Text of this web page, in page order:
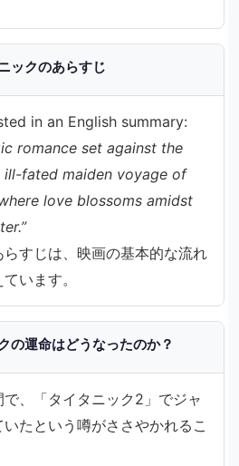
ックのあらすじ
in an English summary:
romance set against the
fated maiden voyage of
love blossoms amidst
らすじは、映画の基本的な流れ
います。
の運命はどうなったのか？
、「タイタニック2」でジャ
たという噂がささやかれるこ